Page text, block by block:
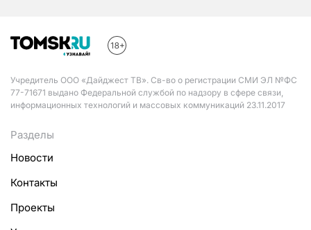
Учредитель ООО «Дайджест ТВ». Св-во о регистрации СМИ ЭЛ №ФС
77-71671 выдано Федеральной службой по надзору в сфере связи,
информационных технологий и массовых коммуникаций 23.11.2017
Разделы
Новости
Контакты
Проекты